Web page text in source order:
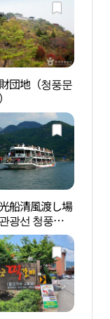
団地（청풍문
船清風渡し場
광선 청풍나